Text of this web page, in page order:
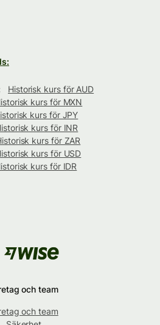
Historisk kurs för AUD
kurs för MXN
kurs för JPY
kurs för INR
kurs för ZAR
kurs för USD
kurs för IDR
och team
och team